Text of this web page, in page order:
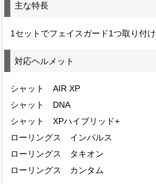
主な特長
1セットでフェイスガード1つ取り付け
対応ヘルメット
シャット AIR XP
シャット DNA
シャット XPハイブリッド+
ローリングス インパルス
ローリングス タキオン
ローリングス カンタム